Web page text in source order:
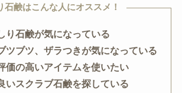
石鹸はこんな人にオススメ！
り石鹸が気になっている
ツブツ、ザラつきが気になっている
価の高いアイテムを使いたい
いスクラブ石鹸を探している